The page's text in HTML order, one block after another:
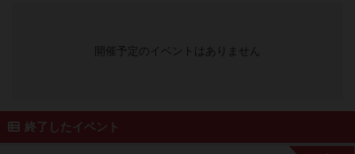
開催予定のイベントはありません
終了したイベント